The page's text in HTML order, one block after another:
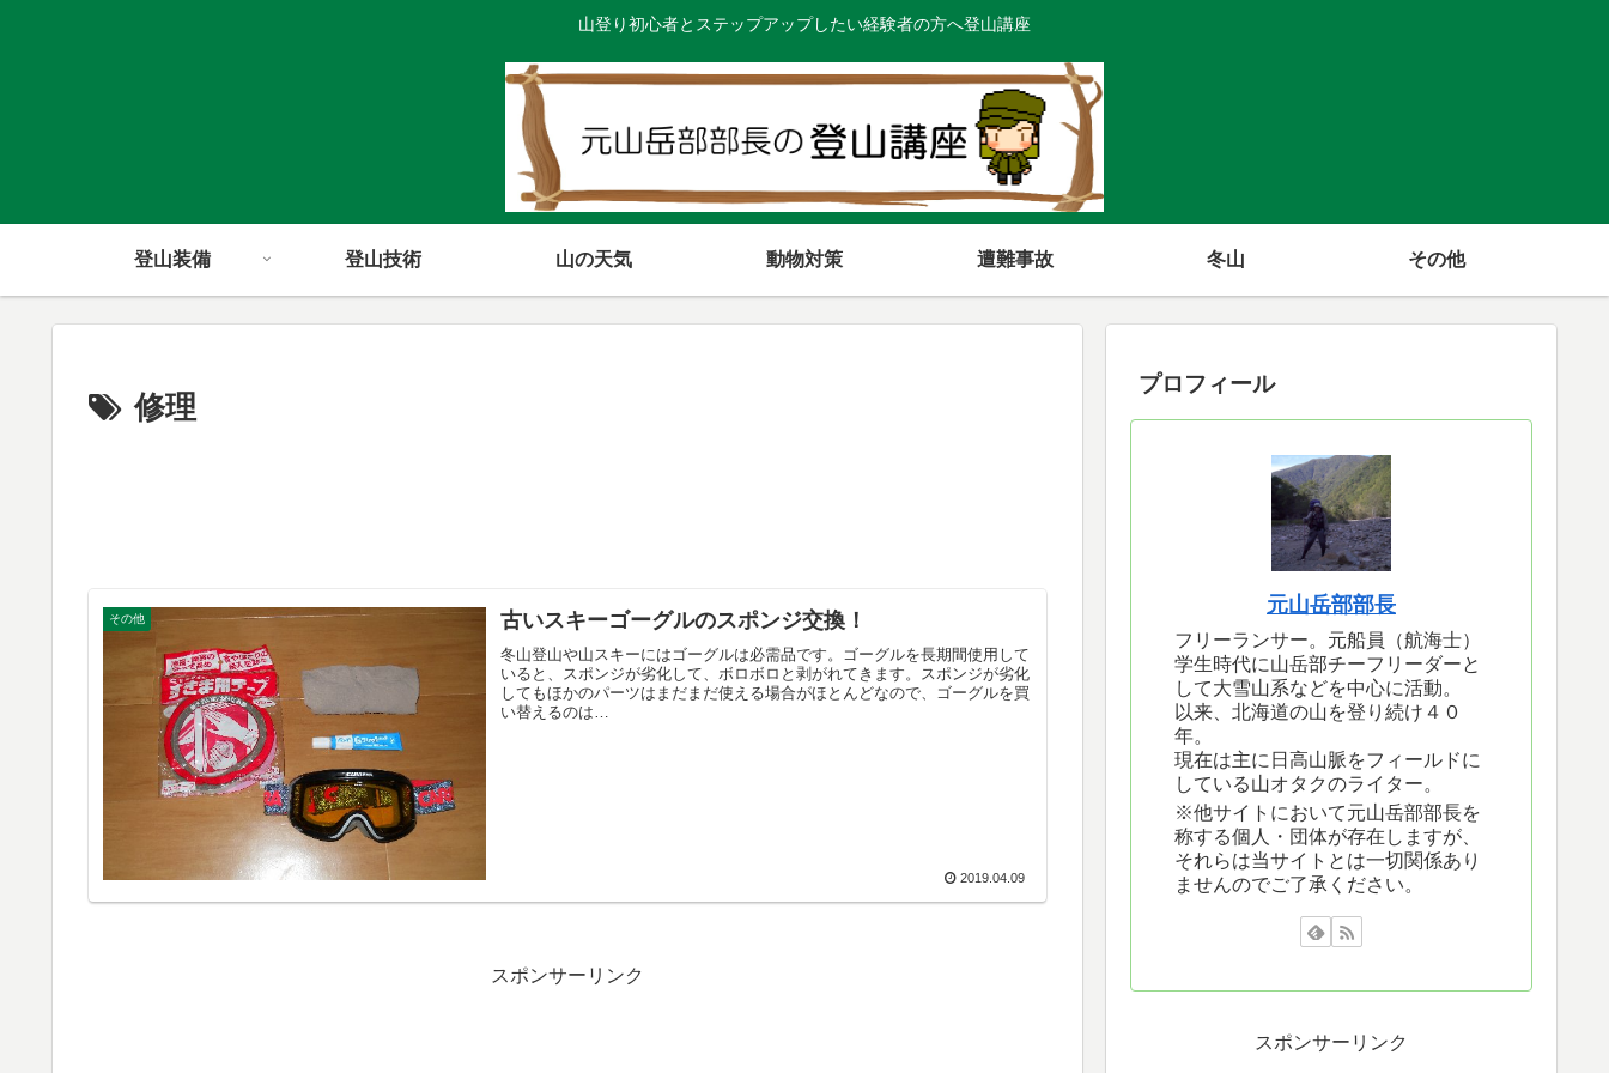
山登り初心者とステップアップしたい経験者の方へ登山講座
登山装備 登山技術 山の天気 動物対策 遭難事故 冬山 その他
修理
その他 古いスキーゴーグルのスポンジ交換！
冬山登山や山スキーにはゴーグルは必需品です。ゴーグルを長期間使用して
いると、スポンジが劣化して、ボロボロと剥がれてきます。スポンジが劣化
してもほかのパーツはまだまだ使える場合がほとんどなので、ゴーグルを買
い替えるのは…
2019.04.09
スポンサーリンク
プロフィール
元山岳部部長
フリーランサー。元船員（航海士）
学生時代に山岳部チーフリーダーと
して大雪山系などを中心に活動。
以来、北海道の山を登り続け４０
年。
現在は主に日高山脈をフィールドに
している山オタクのライター。
※他サイトにおいて元山岳部部長を
称する個人・団体が存在しますが、
それらは当サイトとは一切関係あり
ませんのでご了承ください。
スポンサーリンク